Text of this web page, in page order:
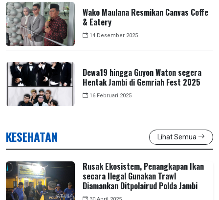
Wako Maulana Resmikan Canvas Coffe
& Eatery
14 Desember 2025
Dewa19 hingga Guyon Waton segera
Hentak Jambi di Gemriah Fest 2025
16 Februari 2025
KESEHATAN Lihat Semua
Rusak Ekosistem, Penangkapan Ikan
secara Ilegal Gunakan Trawl
Diamankan Ditpolairud Polda Jambi